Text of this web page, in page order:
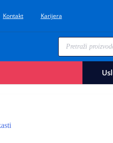
Kontakt Karijera